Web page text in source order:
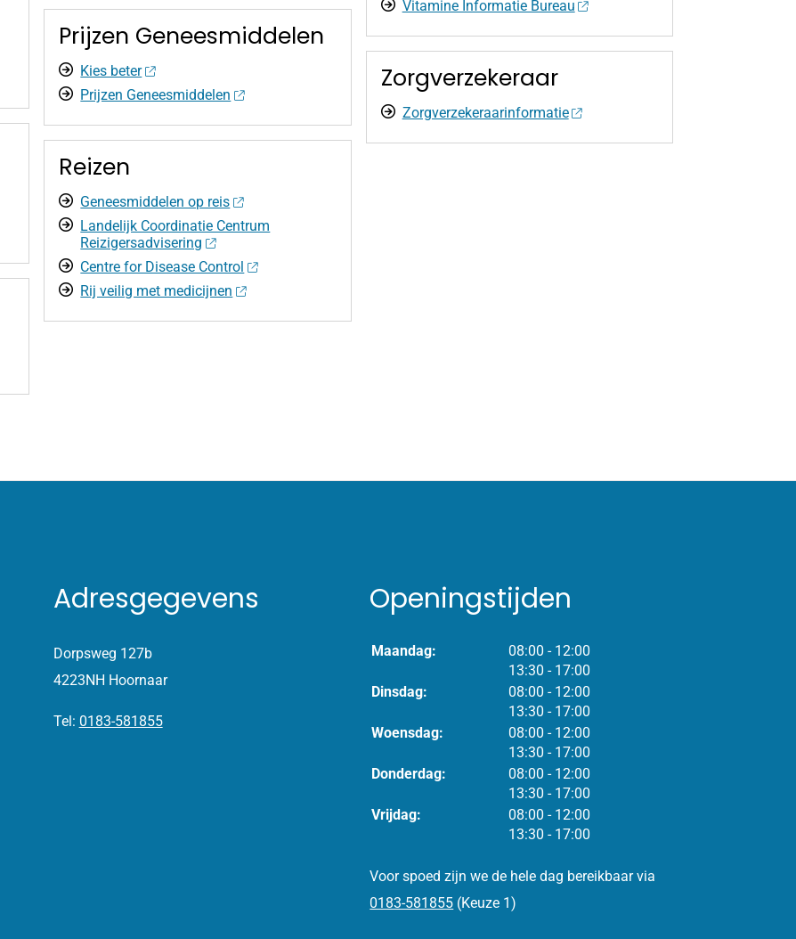
Prijzen Geneesmiddelen
Kies beter
Prijzen Geneesmiddelen
Reizen
Geneesmiddelen op reis
Landelijk Coordinatie Centrum
Reizigersadvisering
Centre for Disease Control
Rij veilig met medicijnen
Vitamine Informatie Bureau
Zorgverzekeraar
Zorgverzekeraarinformatie
Adresgegevens
Dorpsweg 127b
4223NH Hoornaar
Tel: 0183-581855
Openingstijden
Maandag: 08:00 tot
- 12:00
13:30 tot
- 17:00
Dinsdag:
08:00 tot
- 12:00
13:30 tot
- 17:00
Woensdag:
08:00 tot
- 12:00
13:30 tot
- 17:00
Donderdag:
08:00 tot
- 12:00
13:30 tot
- 17:00
Vrijdag:
08:00 tot
- 12:00
13:30 tot
- 17:00
Voor spoed zijn we de hele dag bereikbaar via
0183-581855 (Keuze 1)